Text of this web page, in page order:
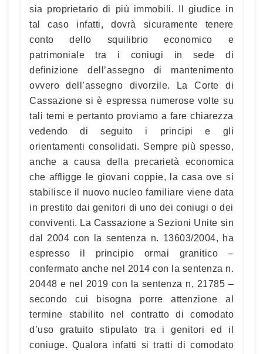
sia proprietario di più immobili. Il giudice in
tal caso infatti, dovrà sicuramente tenere
conto dello squilibrio economico e
patrimoniale tra i coniugi in sede di
definizione dell’assegno di mantenimento
ovvero dell’assegno divorzile. La Corte di
Cassazione si è espressa numerose volte su
tali temi e pertanto proviamo a fare chiarezza
vedendo di seguito i principi e gli
orientamenti consolidati. Sempre più spesso,
anche a causa della precarietà economica
che affligge le giovani coppie, la casa ove si
stabilisce il nuovo nucleo familiare viene data
in prestito dai genitori di uno dei coniugi o dei
conviventi. La Cassazione a Sezioni Unite sin
dal 2004 con la sentenza n. 13603/2004, ha
espresso il principio ormai granitico –
confermato anche nel 2014 con la sentenza n.
20448 e nel 2019 con la sentenza n, 21785 –
secondo cui bisogna porre attenzione al
termine stabilito nel contratto di comodato
d’uso gratuito stipulato tra i genitori ed il
coniuge. Qualora infatti si tratti di comodato